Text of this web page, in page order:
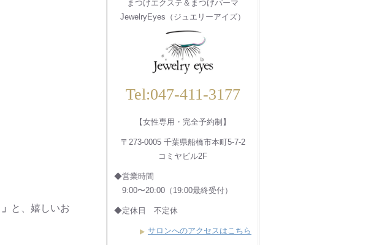
と、嬉しいお
まつげエクステ＆まつげパーマ
JewelryEyes（ジュエリーアイズ）
Tel:047-411-3177
【女性専用・完全予約制】
〒273-0005 千葉県船橋市本町5-7-2
コミヤビル2F
◆営業時間
9:00〜20:00（19:00最終受付）
◆定休日 不定休
サロンへのアクセスはこちら